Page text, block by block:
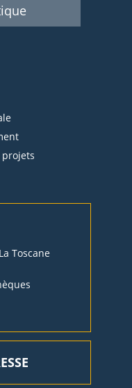
projets
Toscane